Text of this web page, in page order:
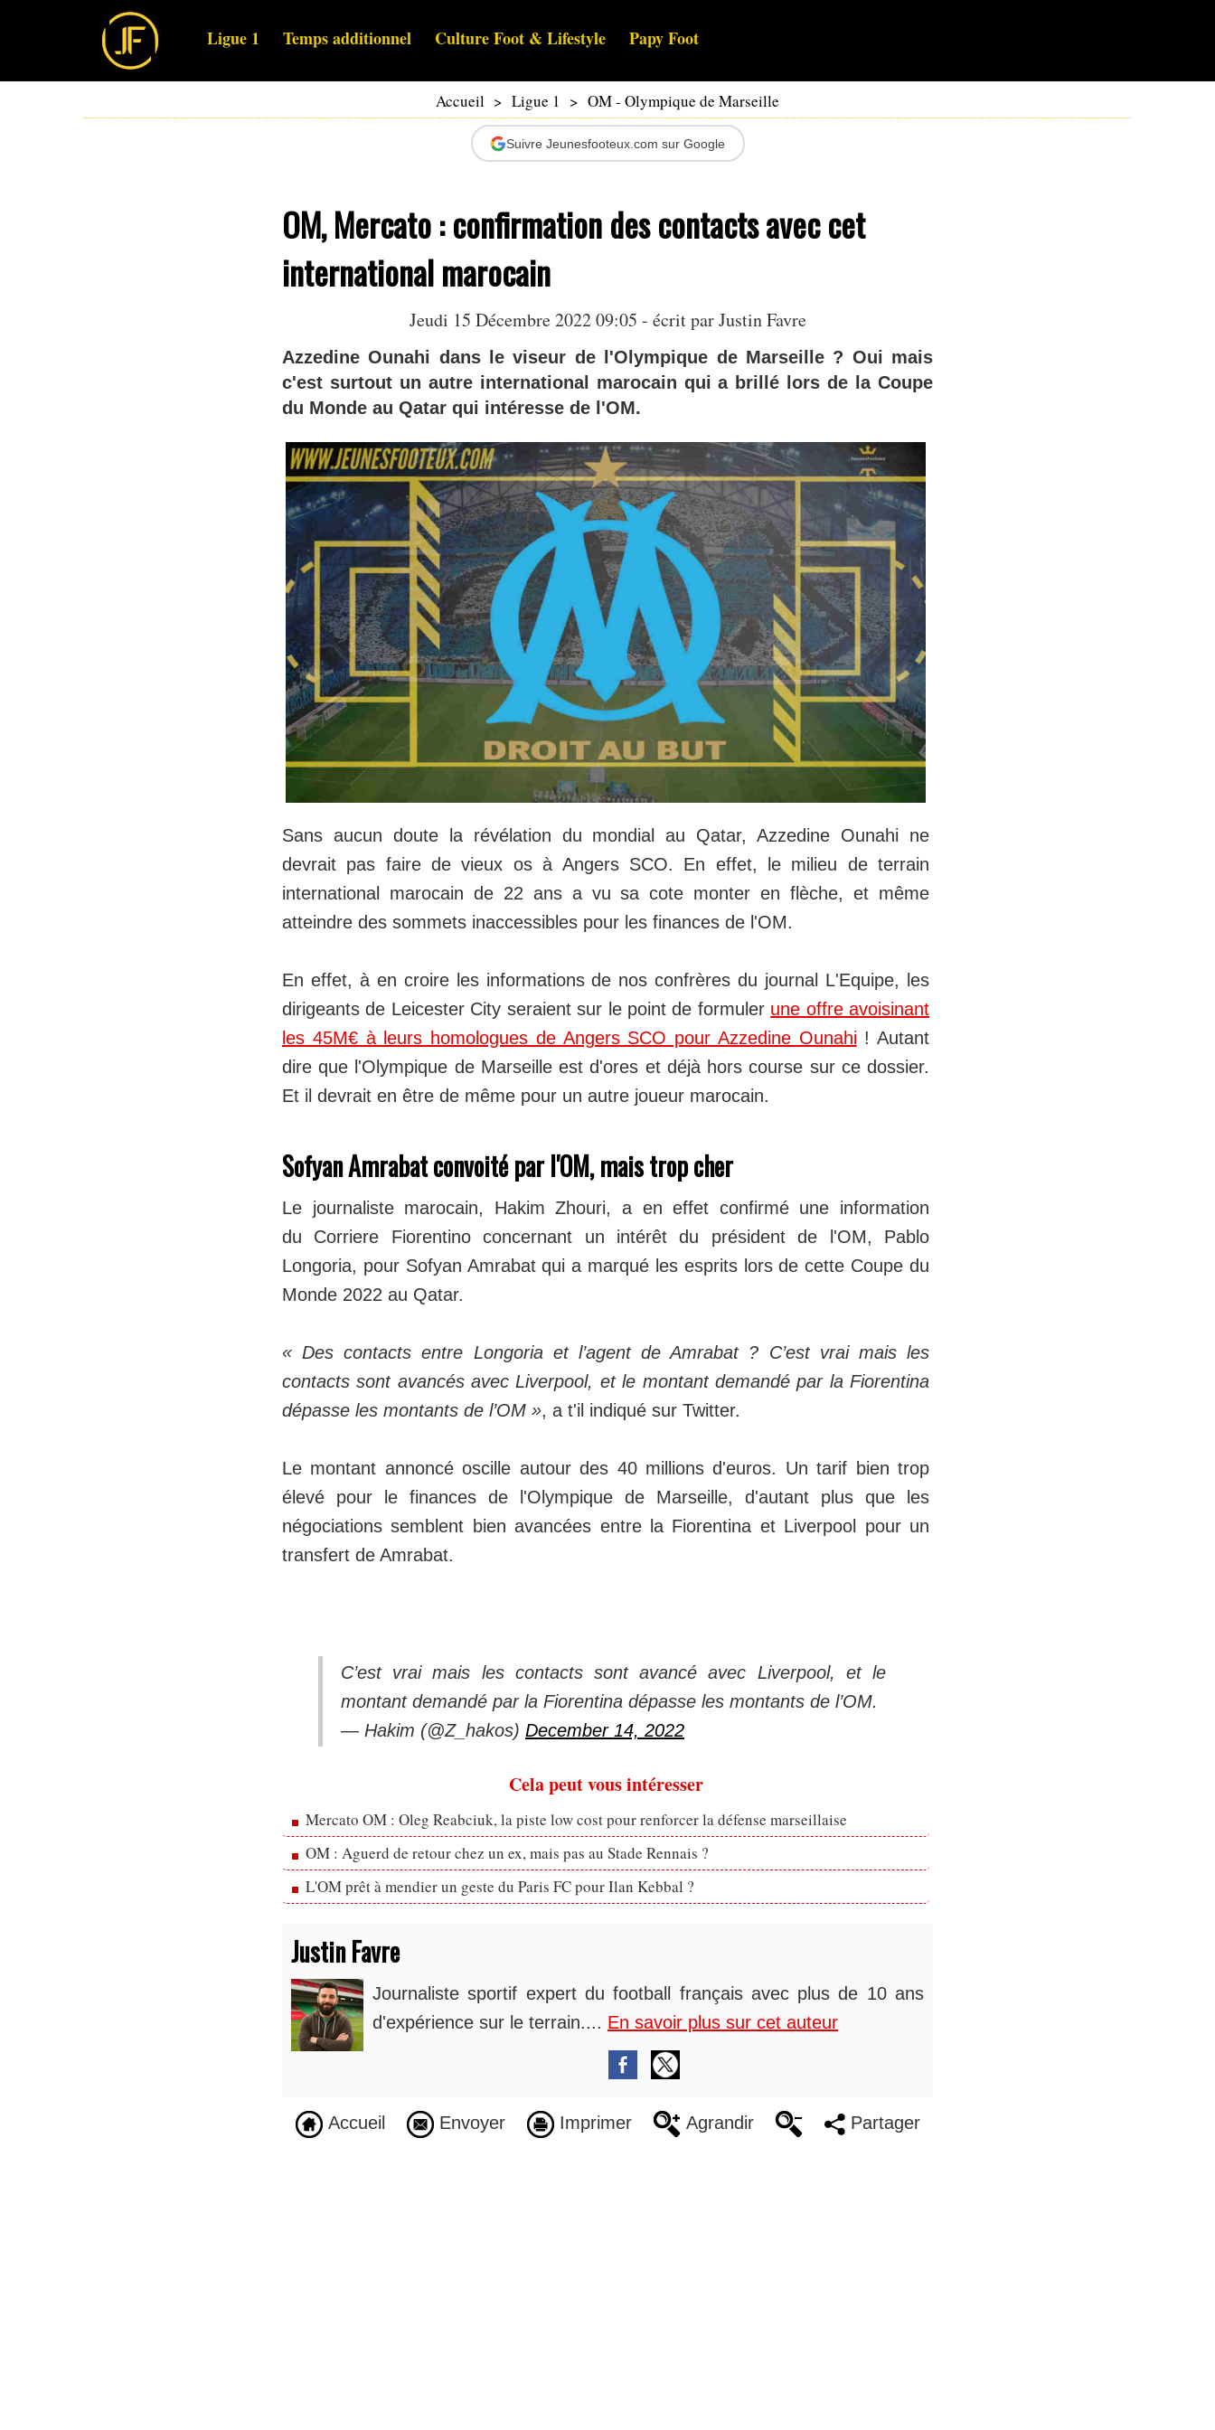
Ligue 1 Temps additionnel Culture Foot & Lifestyle Papy Foot
Accueil > Ligue 1 > OM - Olympique de Marseille
Suivre Jeunesfooteux.com sur Google
OM, Mercato : confirmation des contacts avec cet
international marocain
Jeudi 15 Décembre 2022 09:05 - écrit parJustin Favre
Azzedine Ounahi dans le viseur de l'Olympique de Marseille ? Oui mais
c'est surtout un autre international marocain qui a brillé lors de la Coupe
du Monde au Qatar qui intéresse de l'OM.
Sans aucun doute la révélation du mondial au Qatar, Azzedine Ounahi ne
devrait pas faire de vieux os à Angers SCO. En effet, le milieu de terrain
international marocain de 22 ans a vu sa cote monter en flèche, et même
atteindre des sommets inaccessibles pour les finances de l'OM.
En effet, à en croire les informations de nos confrères du journal L'Equipe, les
dirigeants de Leicester City seraient sur le point de formuler une offre avoisinant
les 45M€ à leurs homologues de Angers SCO pour Azzedine Ounahi! Autant
dire que l'Olympique de Marseille est d'ores et déjà hors course sur ce dossier.
Et il devrait en être de même pour un autre joueur marocain.
Sofyan Amrabat convoité par l'OM, mais trop cher
Le journaliste marocain, Hakim Zhouri, a en effet confirmé une information
du Corriere Fiorentino concernant un intérêt du président de l'OM, Pablo
Longoria, pour Sofyan Amrabat qui a marqué les esprits lors de cette Coupe du
Monde 2022 au Qatar.
« Des contacts entre Longoria et l’agent de Amrabat ? C’est vrai mais les
contacts sont avancés avec Liverpool, et le montant demandé par la Fiorentina
dépasse les montants de l’OM », a t'il indiqué sur Twitter.
Le montant annoncé oscille autour des 40 millions d'euros. Un tarif bien trop
élevé pour le finances de l'Olympique de Marseille, d'autant plus que les
négociations semblent bien avancées entre la Fiorentina et Liverpool pour un
transfert de Amrabat.
C’est vrai mais les contacts sont avancé avec Liverpool, et le
montant demandé par la Fiorentina dépasse les montants de l’OM.
— Hakim (@Z_hakos) December 14, 2022
Cela peut vous intéresser
Mercato OM : Oleg Reabciuk, la piste low cost pour renforcer la défense marseillaise
OM : Aguerd de retour chez un ex, mais pas au Stade Rennais ?
L'OM prêt à mendier un geste du Paris FC pour Ilan Kebbal ?
Justin Favre
Journaliste sportif expert du football français avec plus de 10 ans
d'expérience sur le terrain.... En savoir plus sur cet auteur
Accueil Envoyer Imprimer Agrandir Partager